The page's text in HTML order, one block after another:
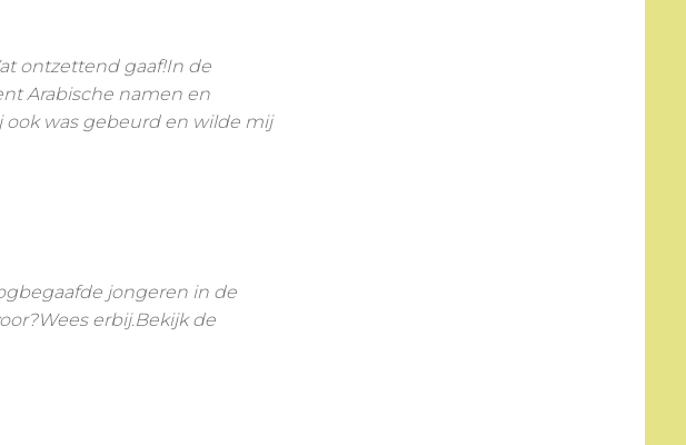
ontzettend gaaf!In de
Arabische namen en
ook was gebeurd en wilde mij
jongeren in de
erbij.Bekijk de